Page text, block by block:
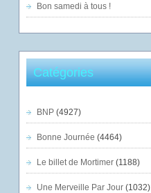
Bon samedi à tous !
Catégories
BNP(4927)
Bonne Journée (4464)
Le billet de Mortimer(1188)
Une Merveille Par Jour(1032)